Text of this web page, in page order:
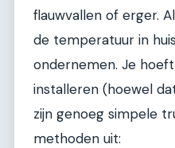
flauwvallen of erger.
de temperatuur in
ondernemen. Je
installeren (hoewel
zijn genoeg simpele
methoden uit: